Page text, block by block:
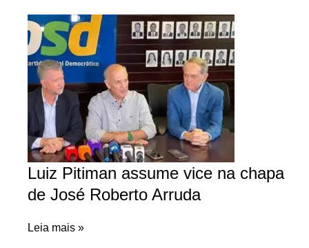
Luiz Pitiman assume vice na chapa
de José Roberto Arruda
Leia mais »